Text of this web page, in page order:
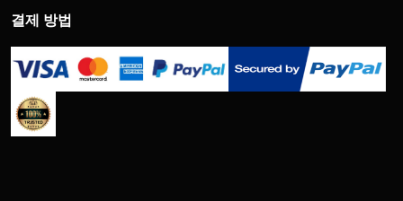
결제 방법